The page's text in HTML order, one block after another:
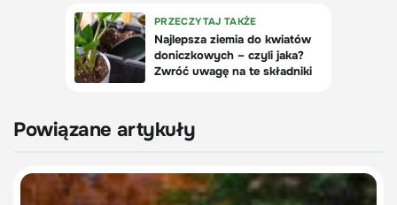
Powiązane artykuły